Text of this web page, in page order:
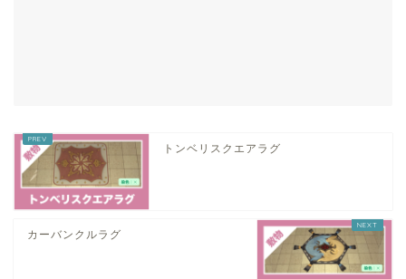
トンベリスクエアラグ
カーバンクルラグ